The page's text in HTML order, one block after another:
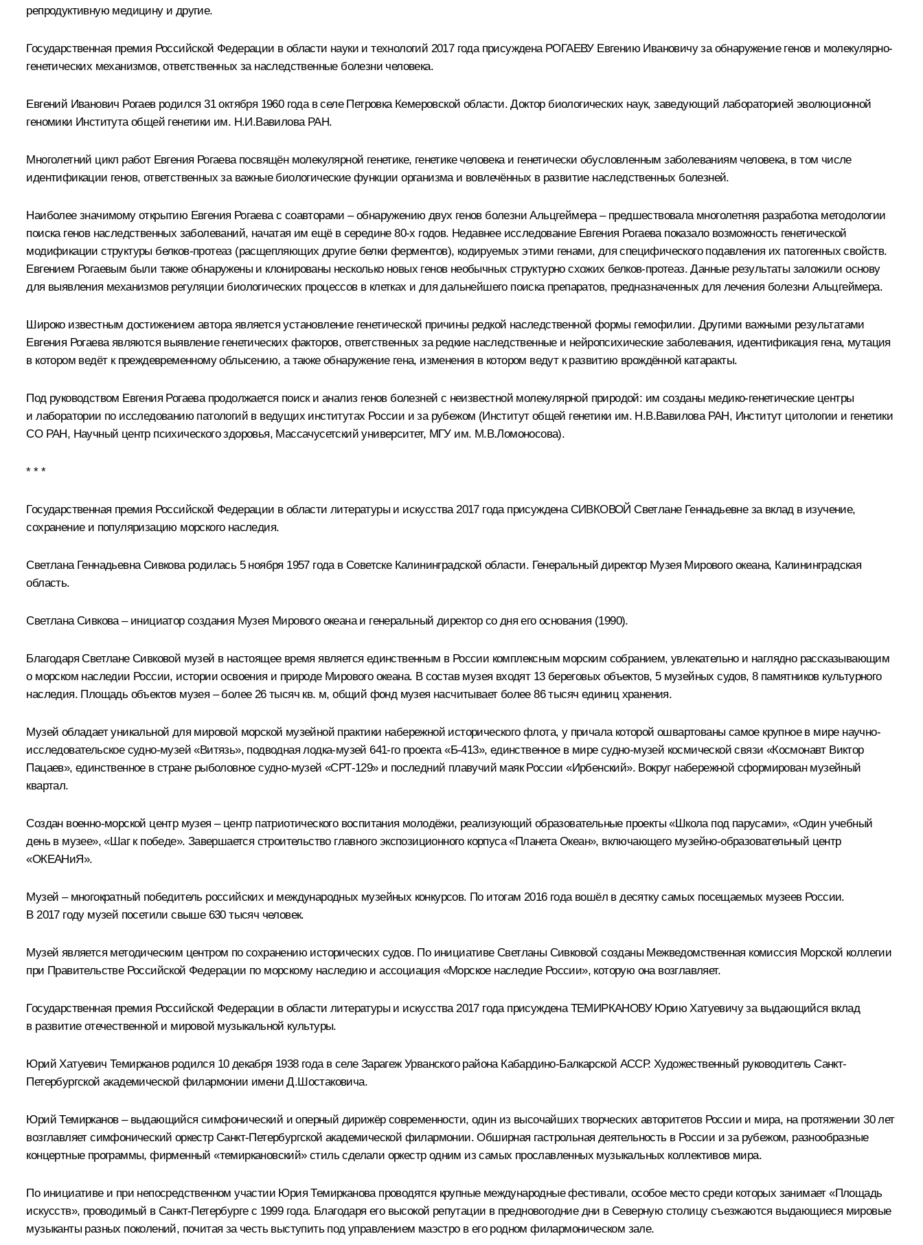
репродуктивную медицину и другие.
Государственная премия Российской Федерации в области науки и технологий 2017 года присуждена РОГАЕВУ Евгению Ивановичу за обнаружение генов и молекулярно-
генетических механизмов, ответственных за наследственные болезни человека.
Евгений Иванович Рогаев родился 31 октября 1960 года в селе Петровка Кемеровской области. Доктор биологических наук, заведующий лабораторией эволюционной
геномики Института общей генетики им. Н.И.Вавилова РАН.
Многолетний цикл работ Евгения Рогаева посвящён молекулярной генетике, генетике человека и генетически обусловленным заболеваниям человека, в том числе
идентификации генов, ответственных за важные биологические функции организма и вовлечённых в развитие наследственных болезней.
Наиболее значимому открытию Евгения Рогаева c соавторами – обнаружению двух генов болезни Альцгеймера – предшествовала многолетняя разработка методологии
поиска генов наследственных заболеваний, начатая им ещё в середине 80‑х годов. Недавнее исследование Евгения Рогаева показало возможность генетической
модификации структуры белков-протеаз (расщепляющих другие белки ферментов), кодируемых этими генами, для специфического подавления их патогенных свойств.
Евгением Рогаевым были также обнаружены и клонированы несколько новых генов необычных структурно схожих белков-протеаз. Данные результаты заложили основу
для выявления механизмов регуляции биологических процессов в клетках и для дальнейшего поиска препаратов, предназначенных для лечения болезни Альцгеймера.
Широко известным достижением автора является установление генетической причины редкой наследственной формы гемофилии. Другими важными результатами
Евгения Рогаева являются выявление генетических факторов, ответственных за редкие наследственные и нейропсихические заболевания, идентификация гена, мутация
в котором ведёт к преждевременному облысению, а также обнаружение гена, изменения в котором ведут к развитию врождённой катаракты.
Под руководством Евгения Рогаева продолжается поиск и анализ генов болезней с неизвестной молекулярной природой: им созданы медико-генетические центры
и лаборатории по исследованию патологий в ведущих институтах России и за рубежом (Институт общей генетики им. Н.В.Вавилова РАН, Институт цитологии и генетики
СО РАН, Научный центр психического здоровья, Массачусетский университет, МГУ им. М.В.Ломоносова).
* * *
Государственная премия Российской Федерации в области литературы и искусства 2017 года присуждена СИВКОВОЙ Светлане Геннадьевне за вклад в изучение,
сохранение и популяризацию морского наследия.
Светлана Геннадьевна Сивкова родилась 5 ноября 1957 года в Советске Калининградской области. Генеральный директор Музея Мирового океана, Калининградская
область.
Светлана Сивкова – инициатор создания Музея Мирового океана и генеральный директор со дня его основания (1990).
Благодаря Светлане Сивковой музей в настоящее время является единственным в России комплексным морским собранием, увлекательно и наглядно рассказывающим
о морском наследии России, истории освоения и природе Мирового океана. В состав музея входят 13 береговых объектов, 5 музейных судов, 8 памятников культурного
наследия. Площадь объектов музея – более 26 тысяч кв. м, общий фонд музея насчитывает более 86 тысяч единиц хранения.
Музей обладает уникальной для мировой морской музейной практики набережной исторического флота, у причала которой ошвартованы самое крупное в мире научно-
исследовательское судно-музей «Витязь», подводная лодка-музей 641‑го проекта «Б‑413», единственное в мире судно-музей космической связи «Космонавт Виктор
Пацаев», единственное в стране рыболовное судно-музей «СРТ‑129» и последний плавучий маяк России «Ирбенский». Вокруг набережной сформирован музейный
квартал.
Создан военно-морской центр музея – центр патриотического воспитания молодёжи, реализующий образовательные проекты «Школа под парусами», «Один учебный
день в музее», «Шаг к победе». Завершается строительство главного экспозиционного корпуса «Планета Океан», включающего музейно-образовательный центр
«ОКЕАНиЯ».
Музей – многократный победитель российских и международных музейных конкурсов. По итогам 2016 года вошёл в десятку самых посещаемых музеев России.
В 2017 году музей посетили свыше 630 тысяч человек.
Музей является методическим центром по сохранению исторических судов. По инициативе Светланы Сивковой созданы Межведомственная комиссия Морской коллегии
при Правительстве Российской Федерации по морскому наследию и ассоциация «Морское наследие России», которую она возглавляет.
Государственная премия Российской Федерации в области литературы и искусства 2017 года присуждена ТЕМИРКАНОВУ Юрию Хатуевичу за выдающийся вклад
в развитие отечественной и мировой музыкальной культуры.
Юрий Хатуевич Темиркановродился 10 декабря 1938 года в селе Зарагеж Урванского района Кабардино-Балкарской АССР. Художественный руководитель Санкт-
Петербургской академической филармонии имени Д.Шостаковича.
Юрий Темирканов – выдающийся симфонический и оперный дирижёр современности, один из высочайших творческих авторитетов России и мира, на протяжении 30 лет
возглавляет симфонический оркестр Санкт-Петербургской академической филармонии. Обширная гастрольная деятельность в России и за рубежом, разнообразные
концертные программы, фирменный «темиркановский» стиль сделали оркестр одним из самых прославленных музыкальных коллективов мира.
По инициативе и при непосредственном участии Юрия Темирканова проводятся крупные международные фестивали, особое место среди которых занимает «Площадь
искусств», проводимый в Санкт-Петербурге с 1999 года. Благодаря его высокой репутации в предновогодние дни в Северную столицу съезжаются выдающиеся мировые
музыканты разных поколений, почитая за честь выступить под управлением маэстро в его родном филармоническом зале.